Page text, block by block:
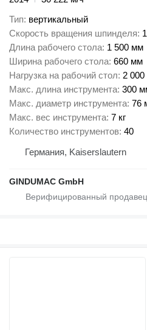
Тип вертикальный
Скорость вращения шпинделя
Длина рабочего стола 1 500 мм
Ширина рабочего стола 660 мм
Нагрузка на рабочий стол 2 000
Макс. длина инструмента 300
Макс. диаметр инструмента 76
Макс. вес инструмента 7 кг
Количество инструментов 40
Германия, Kaiserslautern
GINDUMAC GmbH